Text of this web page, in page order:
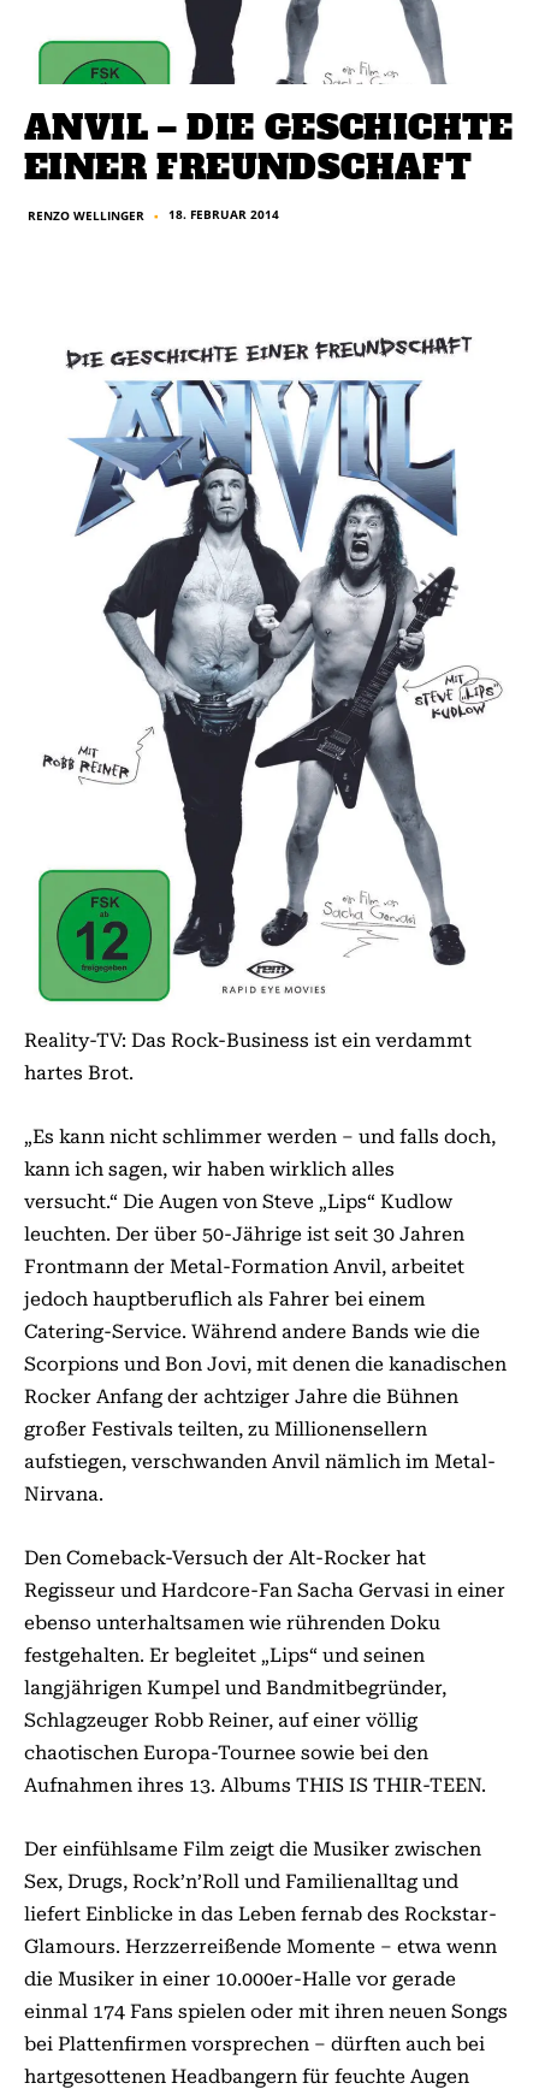
ANVIL – DIE GESCHICHTE
EINER FREUNDSCHAFT
RENZO WELLINGER ■ 18. FEBRUAR 2014
Reality-TV: Das Rock-Business ist ein verdammt
hartes Brot.
„Es kann nicht schlimmer werden – und falls doch,
kann ich sagen, wir haben wirklich alles
versucht.“ Die Augen von Steve „Lips“ Kudlow
leuchten. Der über 50-Jährige ist seit 30 Jahren
Frontmann der Metal-Formation Anvil, arbeitet
jedoch hauptberuflich als Fahrer bei einem
Catering-Service. Während andere Bands wie die
Scorpions und Bon Jovi, mit denen die kanadischen
Rocker Anfang der achtziger Jahre die Bühnen
großer Festivals teilten, zu Millionensellern
aufstiegen, verschwanden Anvil nämlich im Metal-
Nirvana.
Den Comeback-Versuch der Alt-Rocker hat
Regisseur und Hardcore-Fan Sacha Gervasi in einer
ebenso unterhaltsamen wie rührenden Doku
festgehalten. Er begleitet „Lips“ und seinen
langjährigen Kumpel und Bandmitbegründer,
Schlagzeuger Robb Reiner, auf einer völlig
chaotischen Europa-Tournee sowie bei den
Aufnahmen ihres 13. Albums THIS IS THIR-TEEN.
Der einfühlsame Film zeigt die Musiker zwischen
Sex, Drugs, Rock’n’Roll und Familienalltag und
liefert Einblicke in das Leben fernab des Rockstar-
Glamours. Herzzerreißende Momente – etwa wenn
die Musiker in einer 10.000er-Halle vor gerade
einmal 174 Fans spielen oder mit ihren neuen Songs
bei Plattenfirmen vorsprechen – dürften auch bei
hartgesottenen Headbangern für feuchte Augen